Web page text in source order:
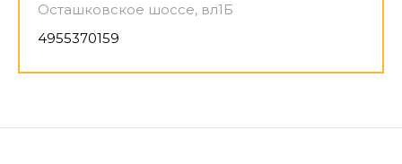
Осташковское шоссе, вл1Б
4955370159